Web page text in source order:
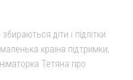
діти і підлітки
країна підтримки,
Тетяна про